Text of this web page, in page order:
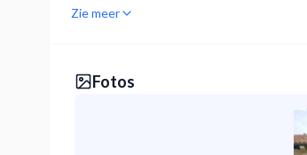
Zie meer
Fotos